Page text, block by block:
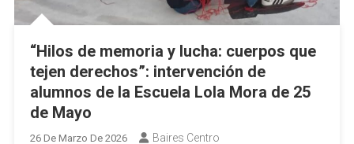
“Hilos de memoria y lucha: cuerpos que
tejen derechos”: intervención de
alumnos de la Escuela Lola Mora de 25
de Mayo
26 De Marzo De 2026 Baires Centro